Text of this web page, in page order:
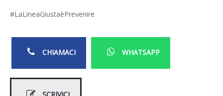
#LaLineaGiustaèPrevenire
CHIAMACI WHATSAPP